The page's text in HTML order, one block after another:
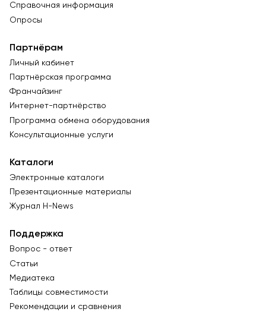
Справочная информация
Опросы
Партнёрам
Личный кабинет
Партнёрская программа
Франчайзинг
Интернет-партнёрство
Программа обмена оборудования
Консультационные услуги
Каталоги
Электронные каталоги
Презентационные материалы
Журнал Н-News
Поддержка
Вопрос - ответ
Статьи
Медиатека
Таблицы совместимости
Рекомендации и сравнения